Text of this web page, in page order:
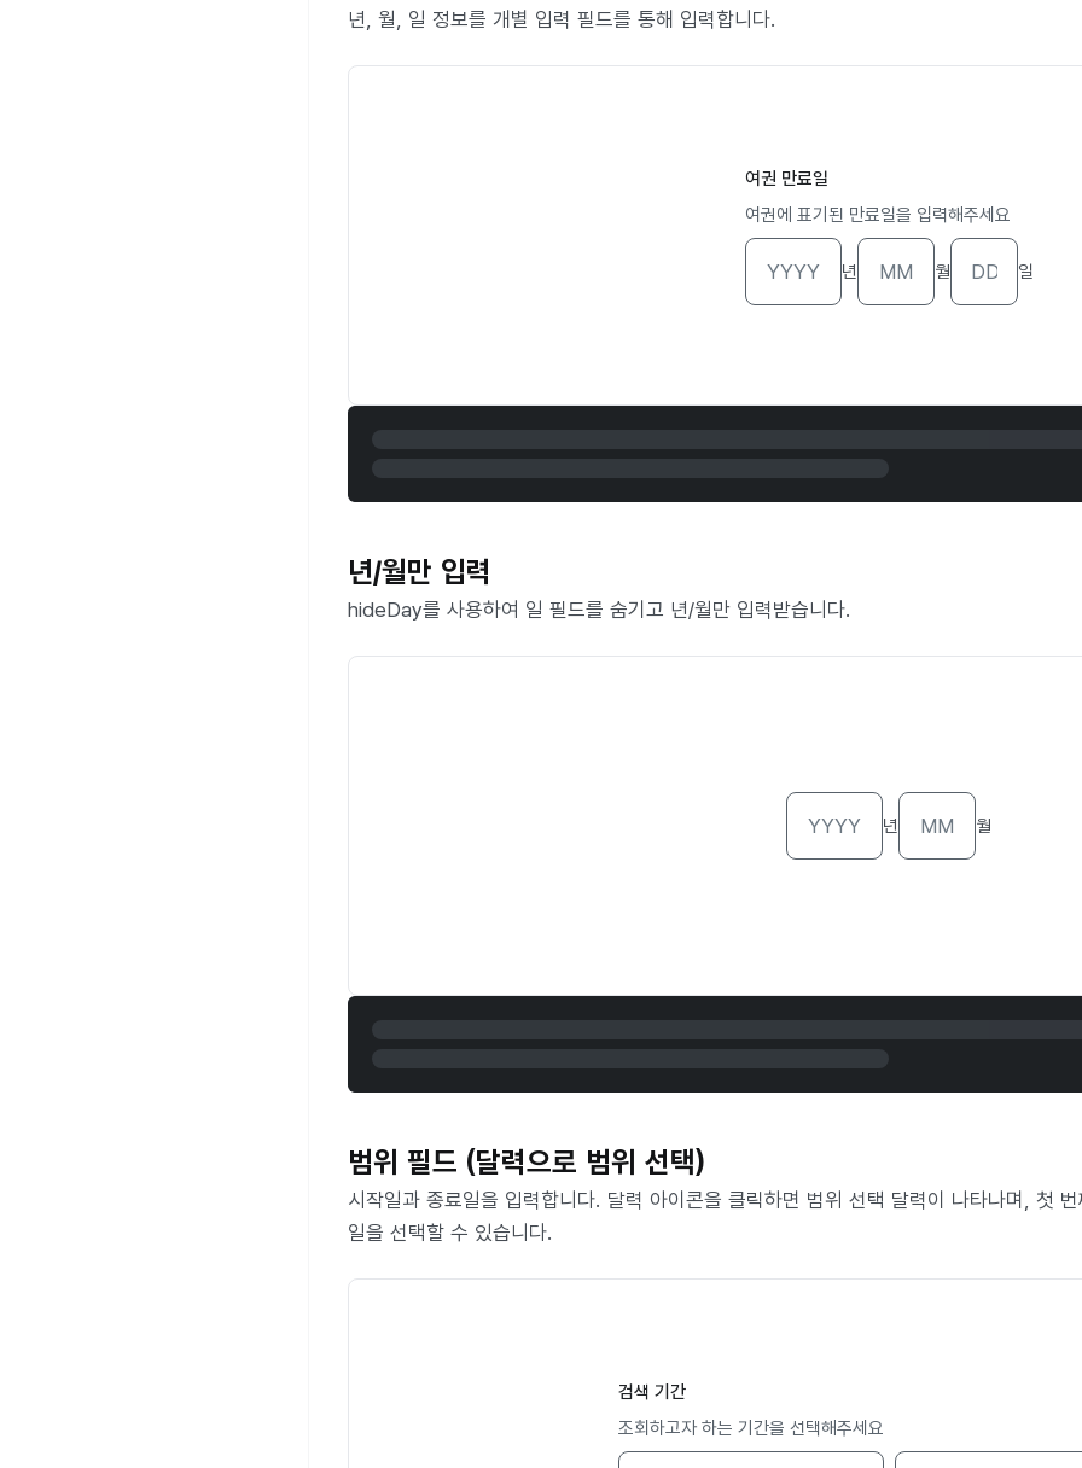
년, 월, 일 정보를 개별 입력 필드를 통해 입력합니다.
여권 만료일
여권에 표기된 만료일을 입력해주세요
년 월 일
년/월만 입력
hideDay를 사용하여 일 필드를 숨기고 년/월만 입력받습니다.
년 월
범위 필드 (달력으로 범위 선택)
시작일과 종료일을 입력합니다. 달력 아이콘을 클릭하면 범위 선택 달력이 나타나며, 첫
일을 선택할 수 있습니다.
검색 기간
조회하고자 하는 기간을 선택해주세요